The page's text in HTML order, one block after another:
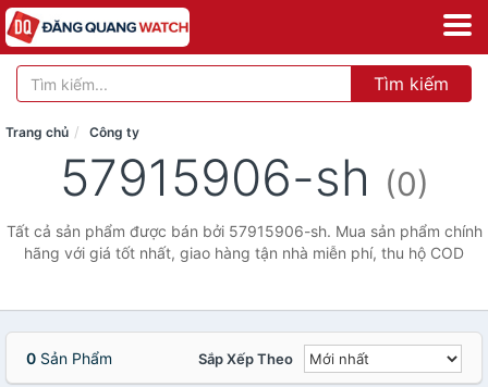
Tìm kiếm
Trang chủ Công ty
57915906-sh (0)
Tất cả sản phẩm được bán bởi 57915906-sh. Mua sản phẩm chính
hãng với giá tốt nhất, giao hàng tận nhà miễn phí, thu hộ COD
0 Sản Phẩm Sắp Xếp Theo